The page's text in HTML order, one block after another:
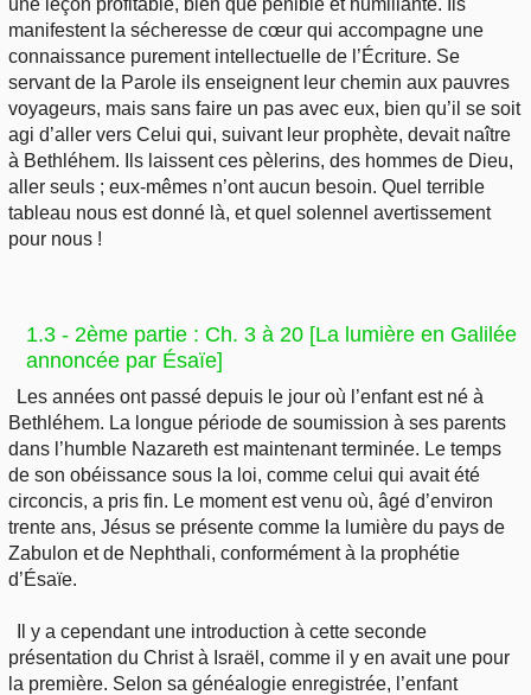
manifestent la sécheresse de cœur qui accompagne une
connaissance purement intellectuelle de l’Écriture. Se
servant de la Parole ils enseignent leur chemin aux pauvres
voyageurs, mais sans faire un pas avec eux, bien qu’il se soit
agi d’aller vers Celui qui, suivant leur prophète, devait naître
à Bethléhem. Ils laissent ces pèlerins, des hommes de Dieu,
aller seuls ; eux-mêmes n’ont aucun besoin. Quel terrible
tableau nous est donné là, et quel solennel avertissement
pour nous !
1.3 - 2ème partie : Ch. 3 à 20 [La lumière en Galilée
annoncée par Ésaïe]
Les années ont passé depuis le jour où l’enfant est né à
Bethléhem. La longue période de soumission à ses parents
dans l’humble Nazareth est maintenant terminée. Le temps
de son obéissance sous la loi, comme celui qui avait été
circoncis, a pris fin. Le moment est venu où, âgé d’environ
trente ans, Jésus se présente comme la lumière du pays de
Zabulon et de Nephthali, conformément à la prophétie
d’Ésaïe.
Il y a cependant une introduction à cette seconde
présentation du Christ à Israël, comme il y en avait une pour
la première. Selon sa généalogie enregistrée, l’enfant